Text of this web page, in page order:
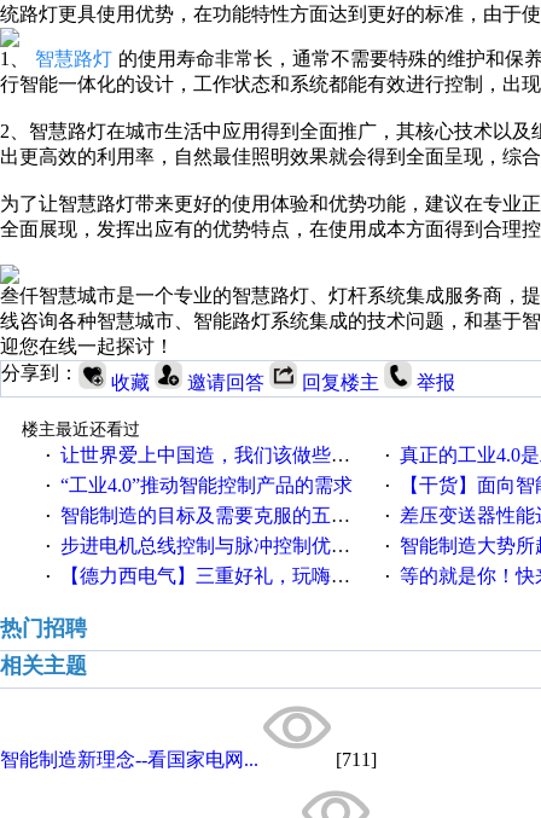
统路灯更具使用优势，在功能特性方面达到更好的标准，由于
1、 智慧路灯 的使用寿命非常长，通常不需要特殊的维护和保
行智能一体化的设计，工作状态和系统都能有效进行控制，出
2、智慧路灯在城市生活中应用得到全面推广，其核心技术以
出更高效的利用率，自然最佳照明效果就会得到全面呈现，综
为了让智慧路灯带来更好的使用体验和优势功能，建议在专业
全面展现，发挥出应有的优势特点，在使用成本方面得到合理
叁仟智慧城市是一个专业的智慧路灯、灯杆系统集成服务商，
线咨询各种智慧城市、智能路灯系统集成的技术问题，和基于
迎您在线一起探讨！
分享到：
收藏 邀请回答 回复楼主 举报
楼主最近还看过
· 让世界爱上中国造，我们该做些什么 · 真正的工业4.0
· “工业4.0”推动智能控制产品的需求 · 【干货】面向
· 智能制造的目标及需要克服的五个障碍 · 差压变送器性能达
· 步进电机总线控制与脉冲控制优缺点 · 智能制造大势所趋
· 【德力西电气】三重好礼，玩嗨夏日！ · 等的就是你！快来
热门招聘
相关主题
智能制造新理念--看国家电网... [711]